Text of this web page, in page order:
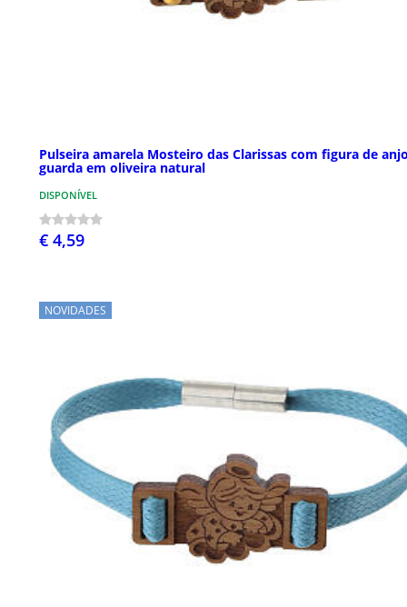
Pulseira amarela Mosteiro das Clarissas com figura de
guarda em oliveira natural
DISPONÍVEL
€ 4,59
NOVIDADES